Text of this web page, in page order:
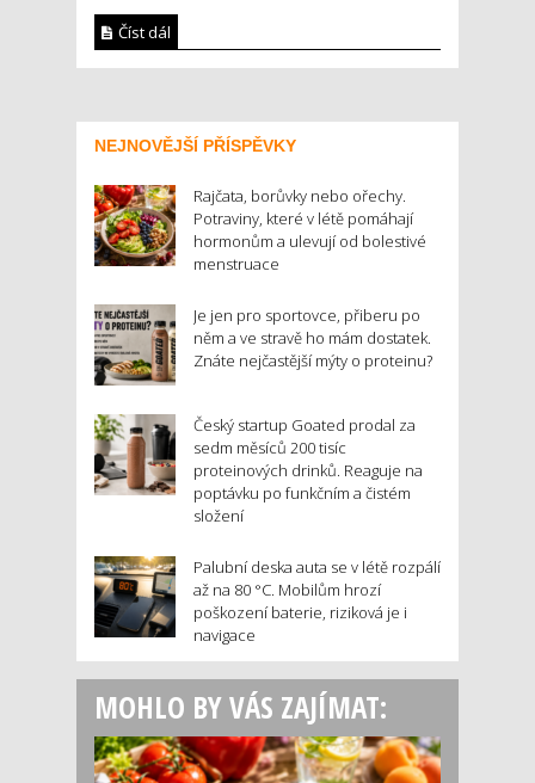
Číst dál
NEJNOVĚJŠÍ PŘÍSPĚVKY
Rajčata, borůvky nebo ořechy.
Potraviny, které v létě pomáhají
hormonům a ulevují od bolestivé
menstruace
Je jen pro sportovce, přiberu po
něm a ve stravě ho mám dostatek.
Znáte nejčastější mýty o proteinu?
Český startup Goated prodal za
sedm měsíců 200 tisíc
proteinových drinků. Reaguje na
poptávku po funkčním a čistém
složení
Palubní deska auta se v létě rozpálí
až na 80 °C. Mobilům hrozí
poškození baterie, riziková je i
navigace
MOHLO BY VÁS ZAJÍMAT: